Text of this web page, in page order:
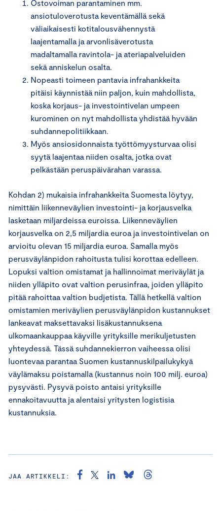
Ostovoiman parantaminen mm.
ansiotuloverotusta keventämällä sekä
väliaikaisesti kotitalousvähennystä
laajentamalla ja arvonlisäverotusta
madaltamalla ravintola- ja ateriapalveluiden
sekä anniskelun osalta.
Nopeasti toimeen pantavia infrahankkeita
pitäisi käynnistää niin paljon, kuin mahdollista,
koska korjaus- ja investointivelan umpeen
kurominen on nyt mahdollista yhdistää hyvään
suhdannepolitiikkaan.
Myös ansiosidonnaista työttömyysturvaa olisi
syytä laajentaa niiden osalta, jotka ovat
pelkästään peruspäivärahan varassa.
Kohdan 2) mukaisia infrahankkeita Suomesta löytyy,
nimittäin liikenneväylien investointi- ja korjausvelka
lasketaan miljardeissa euroissa. Liikenneväylien
korjausvelka on 2,5 miljardia euroa ja investointivelan on
arvioitu olevan 15 miljardia euroa. Samalla myös
perusväylänpidon rahoitusta tulisi korottaa edelleen.
Lopuksi valtion omistamat ja hallinnoimat meriväylät ja
niiden ylläpito ovat valtion perusinfraa, joiden ylläpito
pitää rahoittaa valtion budjetista. Tällä hetkellä valtion
omistamien meriväylien perusväylänpidon kustannukset
lankeavat maksettavaksi lisäkustannuksena
ulkomaankauppaa käyville yrityksille merikuljetusten
yhteydessä. Tässä suhdannekierron vaiheessa olisi
luontevaa parantaa Suomen kustannuskilpailukykyä
väylämaksu poistamalla (kustannus noin 100 milj. euroa)
pysyvästi. Pysyvä poisto antaisi yrityksille
ennakoitavuutta ja alentaisi yritysten logistisia
kustannuksia.
JAA ARTIKKELI: